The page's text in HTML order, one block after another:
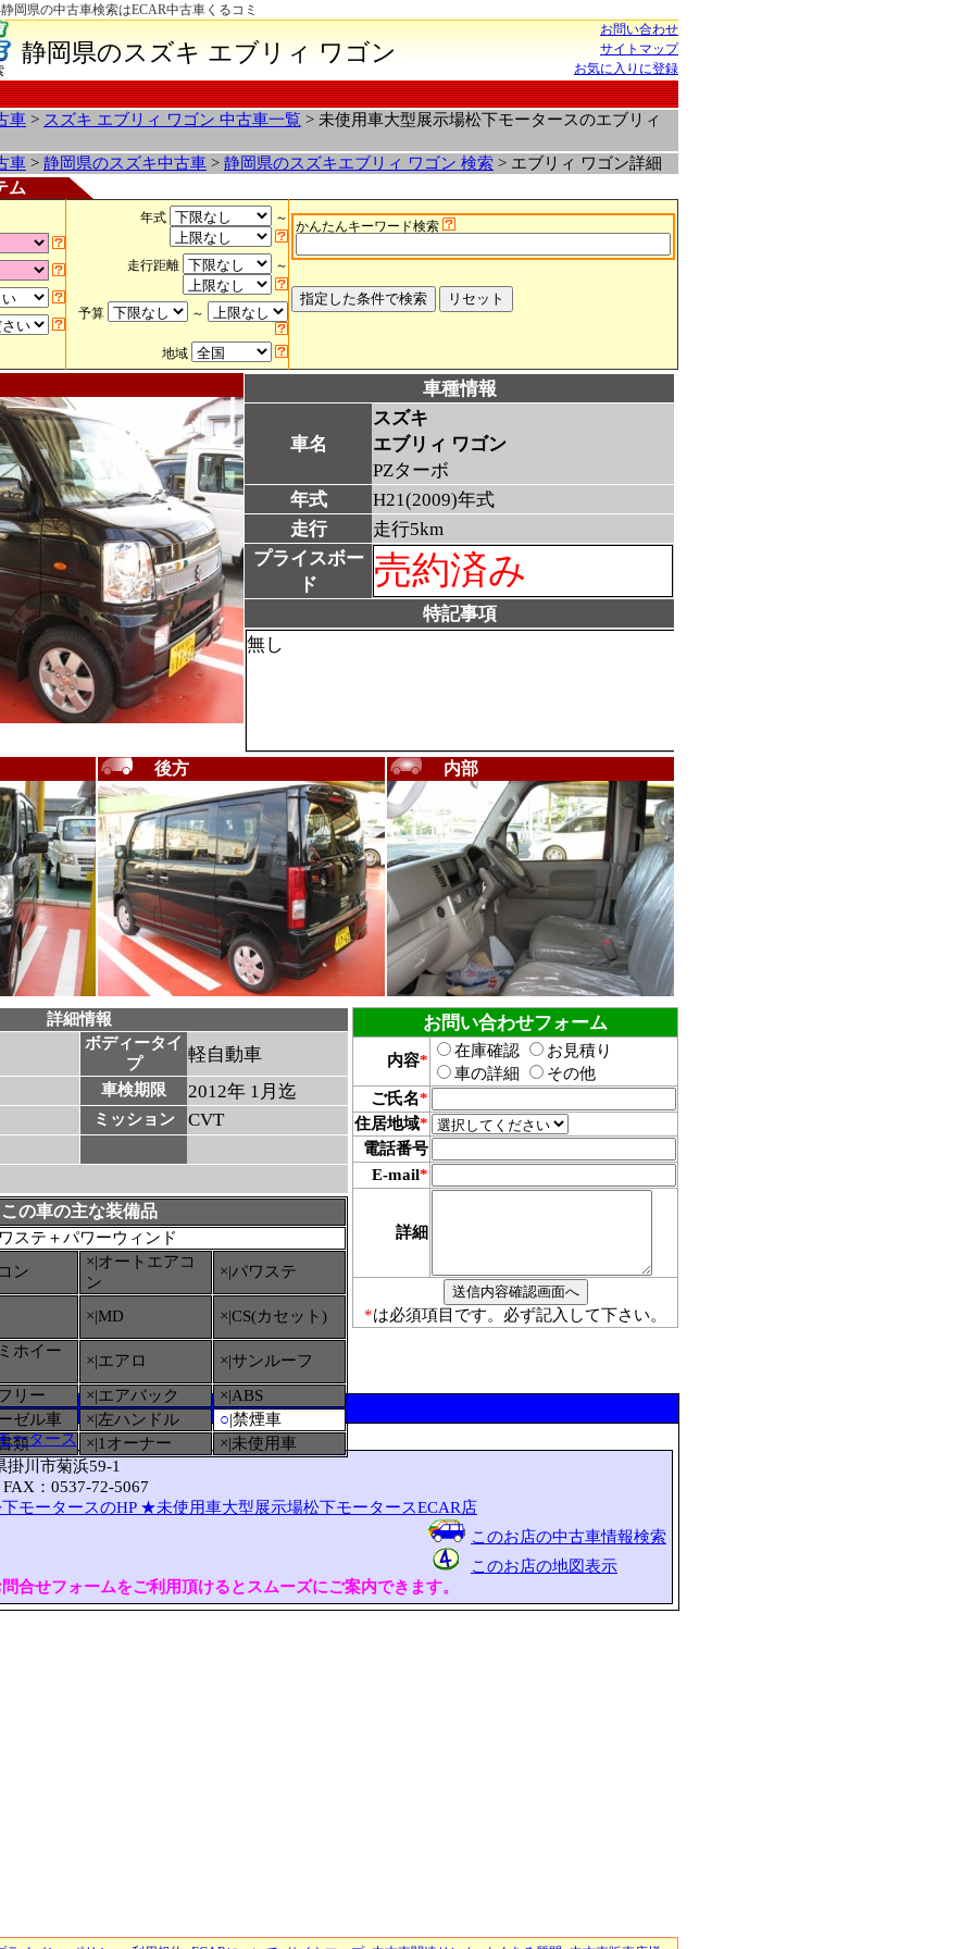
岡県の中古車検索はECAR中古車くるコミ
静岡県のスズキ エブリィ ワゴン
お問い合わせ
サイトマップ
お気に入りに登録
車 > スズキ エブリィ ワゴン 中古車一覧 > 未使用車大型展示場松下モータースのエブリィ
車 > 静岡県のスズキ中古車 > 静岡県のスズキエブリィ ワゴン 検索 > エブリィ ワゴン詳細
ム
年式 ～
走行距離 ～
予算 ～
地域
かんたんキーワード検索
車種情報
車名
スズキ
エブリィ ワゴン
PZターボ
年式
H21(2009)年式
走行
走行5km
プライスボー
ド
売約済み
特記事項
無し
後方 内部
詳細情報
ボディータイ
プ
軽自動車
車検期限 2012年 1月迄
ミッション CVT
この車の主な装備品
ステ＋パワーウィンド
ン
×|オートエアコ
ン
×|パワステ
×|MD
×|CS(カセット)
ホイー
×|エアロ
×|サンルーフ
リー
×|エアバック
×|ABS
ゼル車
×|左ハンドル ○|禁煙車
類
×|1オーナー ×|未使用車
お問い合わせフォーム
内容*
在庫確認
お見積り
車の詳細
その他
ご氏名*
住居地域*
電話番号
E-mail*
詳細
*は必須項目です。必ず記入して下さい。
ータース
掛川市菊浜59-1
：0537-72-5067
モータースのHP ★未使用車大型展示場松下モータースECAR店
このお店の中古車情報検索
このお店の地図表示
合せフォームをご利用頂けるとスムーズにご案内できます。